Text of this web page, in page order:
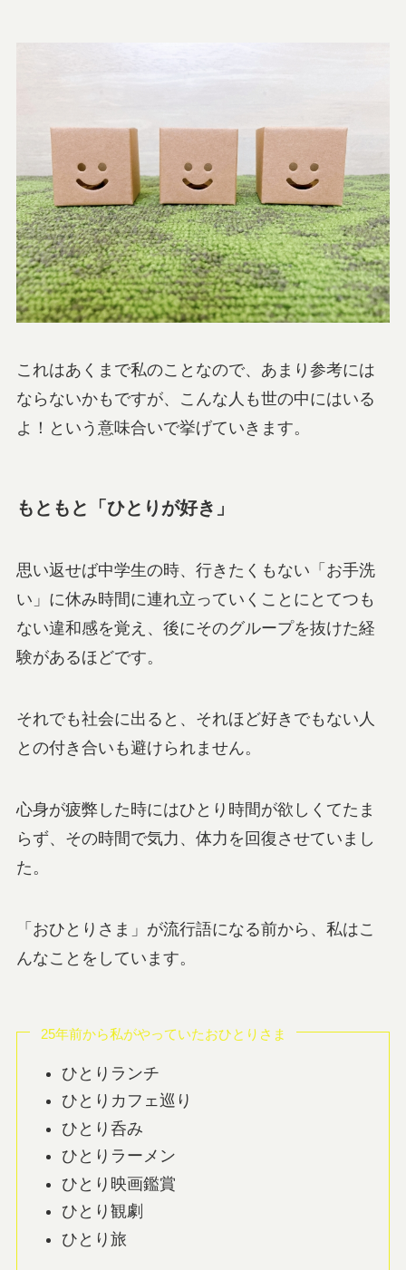
これはあくまで私のことなので、あまり参考には
ならないかもですが、こんな人も世の中にはいる
よ！という意味合いで挙げていきます。
もともと「ひとりが好き」
思い返せば中学生の時、行きたくもない「お手洗
い」に休み時間に連れ立っていくことにとてつも
ない違和感を覚え、後にそのグループを抜けた経
験があるほどです。
それでも社会に出ると、それほど好きでもない人
との付き合いも避けられません。
心身が疲弊した時にはひとり時間が欲しくてたま
らず、その時間で気力、体力を回復させていまし
た。
「おひとりさま」が流行語になる前から、私はこ
んなことをしています。
25年前から私がやっていたおひとりさま
ひとりランチ
ひとりカフェ巡り
ひとり呑み
ひとりラーメン
ひとり映画鑑賞
ひとり観劇
ひとり旅